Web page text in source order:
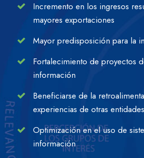
Incremento en los ingresos
mayores exportaciones
Mayor predisposición para la
Fortalecimiento de proyectos
información
Beneficiarse de la
experiencias de otras
Optimización en el uso de
información